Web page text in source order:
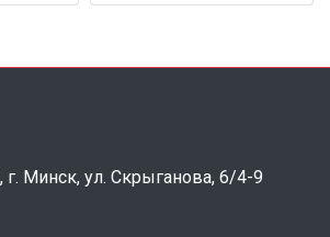
г. Минск, ул. Скрыганова, 6/4-9